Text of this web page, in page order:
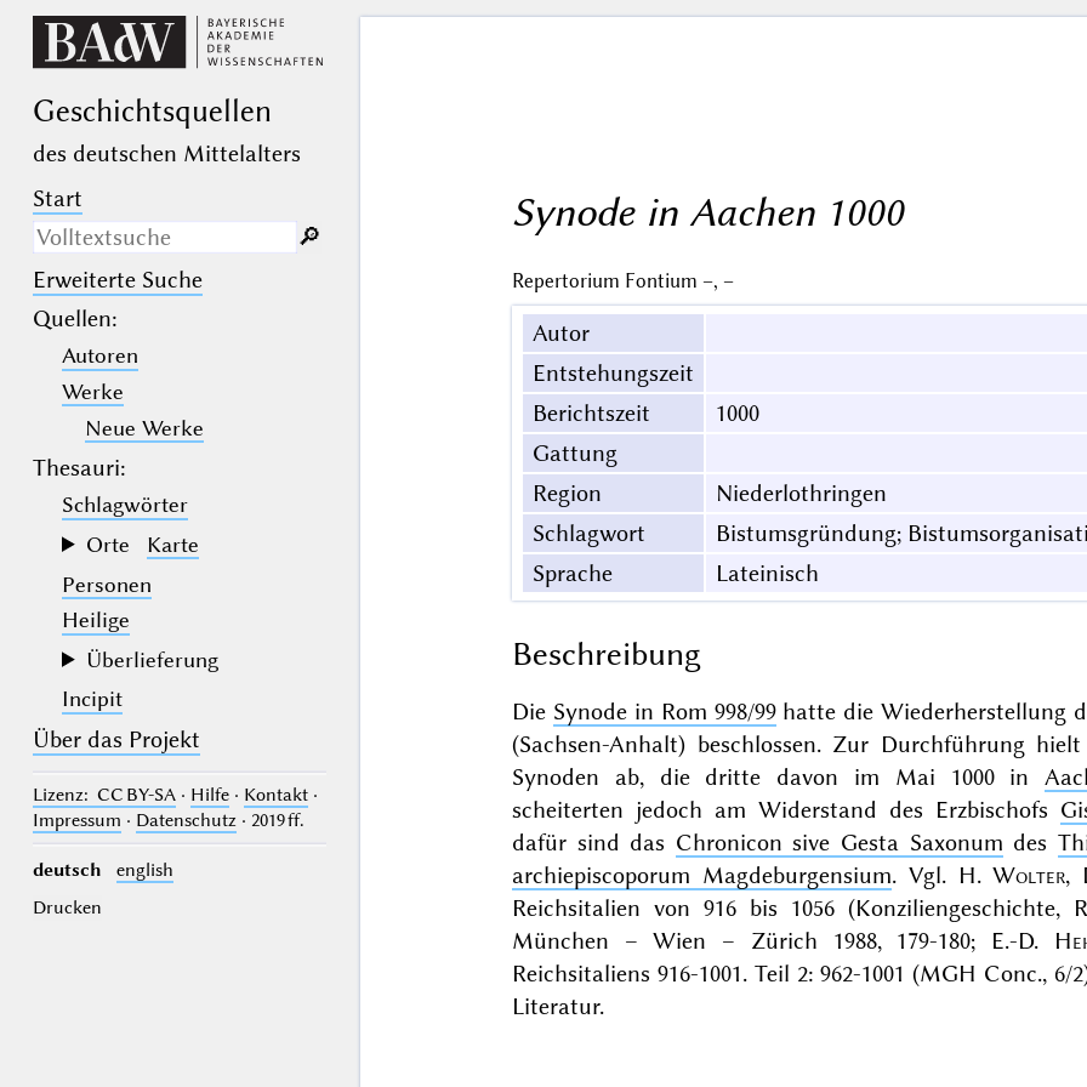
Geschichts­quellen
des deutschen Mittelalters
Start
Nur in Beschreibungs­texten
suchen
(der Unterstrich) ist Platzhalter für
genau ein Zeichen.
(das Prozentzeichen) ist Platzhalter
für kein, ein oder mehr als ein
Zeichen.
🔎︎
Erweiterte Suche
Quellen:
Autoren
Werke
Neue Werke
Thesauri:
Schlagwörter
Orte
Karte
Personen
Heilige
Überlieferung
Incipit
Über das Projekt
Lizenz: CC BY-SA· Hilfe· Kontakt·
Impressum · Datenschutz· 2019 ff.
deutsch
english
Drucken
Synode in Aachen 1000
Repertorium Fontium –, –
Autor
Entstehungszeit
Berichtszeit
1000
Gattung
Region
Niederlothringen
Schlagwort
Bistumsgründung;
Sprache
Lateinisch
Beschreibung
Die Synode in Rom 998/99hatte die Wiederherstellung
(Sachsen-Anhalt) beschlossen. Zur Durchführung
Synoden ab, die dritte davon im Mai 1000 in
scheiterten jedoch am Widerstand des Erzbischofs
dafür sind das Chronicon sive Gesta Saxonum des
archiepiscoporum Magdeburgensium. Vgl. H.Wolter,
Reichsitalien von 916 bis 1056 (Konziliengeschichte,
München – Wien – Zürich 1988, 179-180; E.-D.
Reichsitaliens 916-1001. Teil 2: 962-1001 (MGH Conc., 6/
Literatur.